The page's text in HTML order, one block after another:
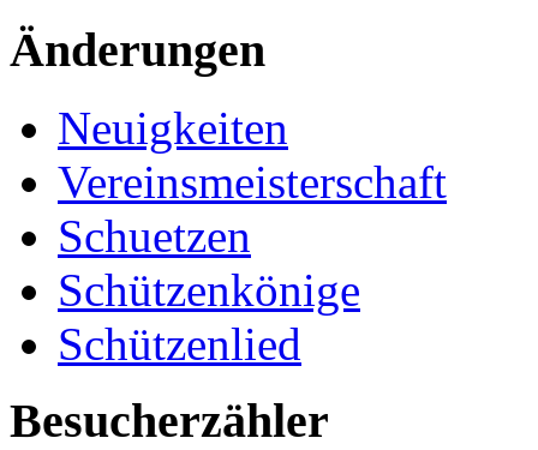
Änderungen
Neuigkeiten
Vereinsmeisterschaft
Schuetzen
Schützenkönige
Schützenlied
Besucherzähler